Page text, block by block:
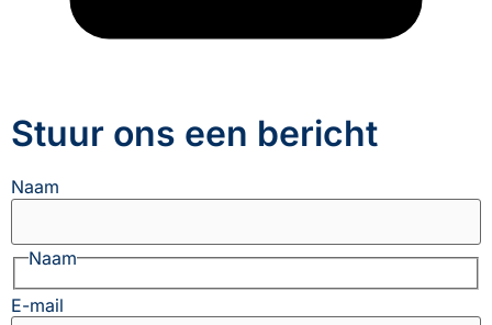
Stuur ons een bericht
Naam
Naam
E-mail